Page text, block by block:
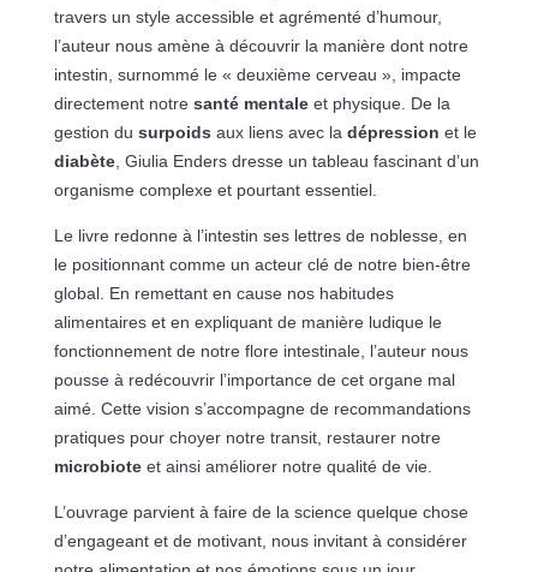
travers un style accessible et agrémenté d’humour,
l’auteur nous amène à découvrir la manière dont notre
intestin, surnommé le « deuxième cerveau », impacte
directement notre santé mentaleet physique. De la
gestion du surpoids aux liens avec la dépression et le
diabète, Giulia Enders dresse un tableau fascinant d’un
organisme complexe et pourtant essentiel.
Le livre redonne à l’intestin ses lettres de noblesse, en
le positionnant comme un acteur clé de notre bien-être
global. En remettant en cause nos habitudes
alimentaires et en expliquant de manière ludique le
fonctionnement de notre flore intestinale, l’auteur nous
pousse à redécouvrir l’importance de cet organe mal
aimé. Cette vision s’accompagne de recommandations
pratiques pour choyer notre transit, restaurer notre
microbioteet ainsi améliorer notre qualité de vie.
L’ouvrage parvient à faire de la science quelque chose
d’engageant et de motivant, nous invitant à considérer